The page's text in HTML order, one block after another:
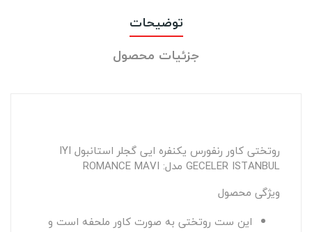
توضیحات
جزئیات محصول
روتختی کاور رنفورس یکنفره ایی گجلر استانبول IYI
GECELER ISTANBUL مدل: ROMANCE MAVI
ویژگی محصول
این ست روتختی به صورت کاور ملحفه است و